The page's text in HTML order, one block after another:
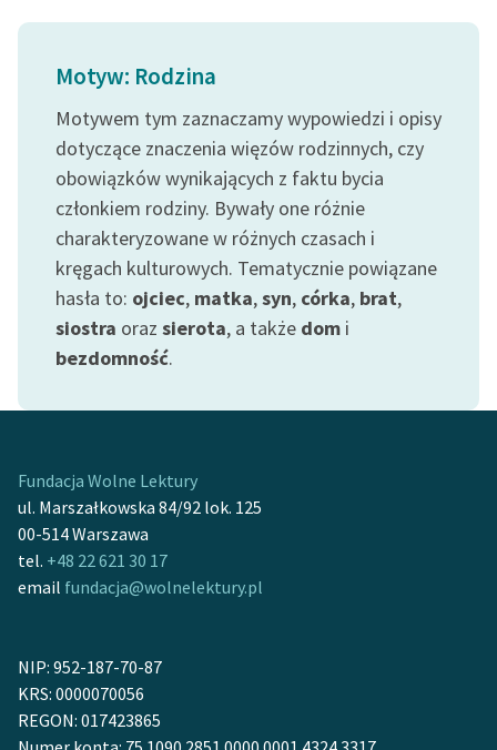
Lektur
O nas
Kontakt
O projekcie
Zespół
Zasady wykorzystania
Wolnych Lektur
Logotypy
Materiały promocyjne
Regulamin biblioteki
Dane fundacji i
sprawozdania finansowe
Informacja o treściach
wrażliwych
Deklaracja dostępności
Motyw: Rodzina
Motywem tym zaznaczamy wypowiedzi i opisy
dotyczące znaczenia więzów rodzinnych, czy
obowiązków wynikających z faktu bycia
członkiem rodziny. Bywały one różnie
charakteryzowane w różnych czasach i
kręgach kulturowych. Tematycznie powiązane
hasła to: ojciec, matka,syn, córka, brat,
siostra oraz sierota, a także dom i
bezdomność.
Fundacja Wolne Lektury
ul. Marszałkowska 84/92 lok. 125
00-514 Warszawa
tel. +48 22 621 30 17
email fundacja@wolnelektury.pl
NIP: 952-187-70-87
KRS: 0000070056
REGON: 017423865